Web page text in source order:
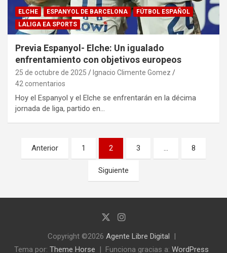
ELCHE ESPANYOL DE BARCELONA
FÚTBOL ESPAÑOL
LALIGA EA SPORTS
Previa Espanyol- Elche: Un igualado
enfrentamiento con objetivos europeos
25 de octubre de 2025
Ignacio Climente Gomez
42 comentarios
Hoy el Espanyol y el Elche se enfrentarán en la décima
jornada de liga, partido en…
Paginación
de
Anterior 1 2 3 … 8
Siguiente
Copyright ©2026 Agente Libre Digital
Tema por: Theme Horse Funciona gracias a: WordPress